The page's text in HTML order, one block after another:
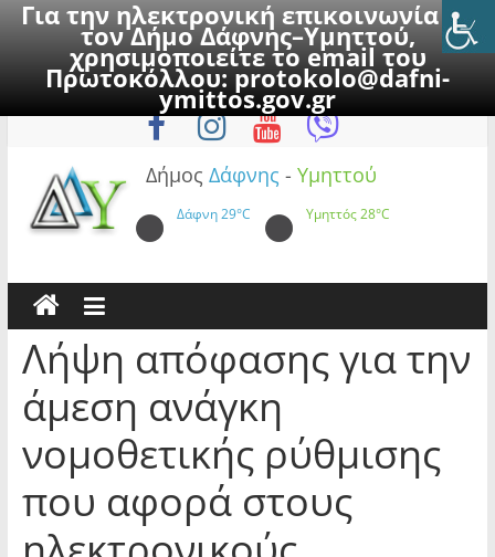
Για την ηλεκτρονική επικοινωνία με
τον Δήμο Δάφνης–Υμηττού,
χρησιμοποιείτε το email του
Πρωτοκόλλου:protokolo@dafni-
ymittos.gov.gr
to
Πέμπτη, 6 Αυγούστου 2026
Δήμος Δάφνης - Υμηττού
Δάφνη29°C Υμηττός28°C
Λήψη απόφασης για την
άμεση ανάγκη
νομοθετικής ρύθμισης
που αφορά στους